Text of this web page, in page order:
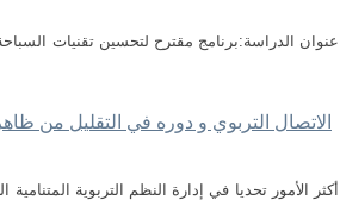
الاتصال التربوي و دوره في التقليل من
أكثر الأمور تحديا في إدارة النظم التربوية